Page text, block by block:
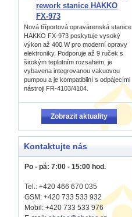
rework stanice HAKKO
FX-973
Nová tříportová opravárenská stanice
HAKKO FX-973 poskytuje vysoký
výkon až 400 W pro moderní opravy
elektroniky. Podporuje až 9 ruček s
širokým teplotním rozsahem, je
vybavena integrovanou vakuovou
pumpou a je kompatibilní s odpájecími
nástroji FR-4103/4104.
Zobrazit aktuality
Kontaktujte nás
Po - pá: 7:00 - 15:00 hod.
Tel.: +420 466 670 035
GSM: +420 733 533 932
Mobil: +420 733 533 976